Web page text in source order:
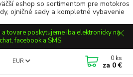
eshop so sortimentom pre motokros
ojničné sady a kompletné vybavenie
tovare poskytujeme iba elektronicky na
facebook a SMS.
EUR 0 ks
za 0 €